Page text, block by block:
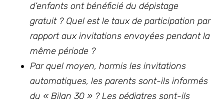
d’enfants ont bénéficié du dépistage
gratuit ? Quel est le taux de participation par
rapport aux invitations envoyées pendant la
même période ?
Par quel moyen, hormis les invitations
automatiques, les parents sont-ils informés
du « Bilan 30 » ? Les pédiatres sont-ils